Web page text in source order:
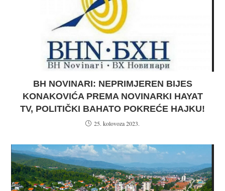
BH NOVINARI: NEPRIMJEREN BIJES
KONAKOVIĆA PREMA NOVINARKI HAYAT
TV, POLITIČKI BAHATO POKREĆE HAJKU!
25. kolovoza 2023.